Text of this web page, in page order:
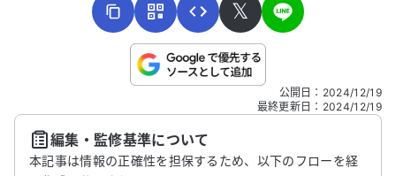
こちらは送信専用のフォームです。氏名やご自身の病気の詳細な
送信する
𝕏
公開日 ： 2024/12/19
最終更新日 ： 2024/12/19
編集・監修基準について
本記事は情報の正確性を担保するため、以下のフローを経